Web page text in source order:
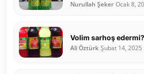
Nurullah Şeker Ocak 8,
Volim sarhoş edermi?
Ali Öztürk Şubat 14, 2025